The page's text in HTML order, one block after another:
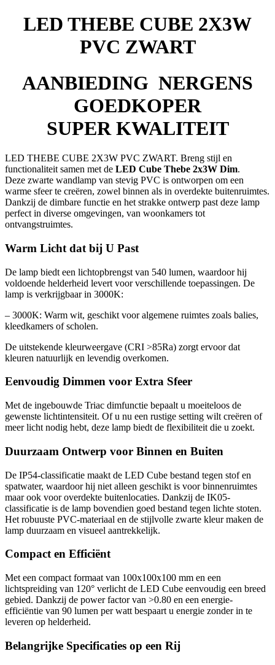
LED THEBE CUBE 2X3W
PVC ZWART
AANBIEDING NERGENS
GOEDKOPER
SUPER KWALITEIT
LED THEBE CUBE 2X3W PVC ZWART. Breng stijl en
functionaliteit samen met de LED Cube Thebe 2x3W Dim.
Deze zwarte wandlamp van stevig PVC is ontworpen om een
warme sfeer te creëren, zowel binnen als in overdekte buitenruimtes.
Dankzij de dimbare functie en het strakke ontwerp past deze lamp
perfect in diverse omgevingen, van woonkamers tot
ontvangstruimtes.
Warm Licht dat bij U Past
De lamp biedt een lichtopbrengst van 540 lumen, waardoor hij
voldoende helderheid levert voor verschillende toepassingen. De
lamp is verkrijgbaar in 3000K:
– 3000K: Warm wit, geschikt voor algemene ruimtes zoals balies,
kleedkamers of scholen.
De uitstekende kleurweergave (CRI >85Ra) zorgt ervoor dat
kleuren natuurlijk en levendig overkomen.
Eenvoudig Dimmen voor Extra Sfeer
Met de ingebouwde Triac dimfunctie bepaalt u moeiteloos de
gewenste lichtintensiteit. Of u nu een rustige setting wilt creëren of
meer licht nodig hebt, deze lamp biedt de flexibiliteit die u zoekt.
Duurzaam Ontwerp voor Binnen en Buiten
De IP54-classificatie maakt de LED Cube bestand tegen stof en
spatwater, waardoor hij niet alleen geschikt is voor binnenruimtes
maar ook voor overdekte buitenlocaties. Dankzij de IK05-
classificatie is de lamp bovendien goed bestand tegen lichte stoten.
Het robuuste PVC-materiaal en de stijlvolle zwarte kleur maken de
lamp duurzaam en visueel aantrekkelijk.
Compact en Efficiënt
Met een compact formaat van 100x100x100 mm en een
lichtspreiding van 120° verlicht de LED Cube eenvoudig een breed
gebied. Dankzij de power factor van >0.80 en een energie-
efficiëntie van 90 lumen per watt bespaart u energie zonder in te
leveren op helderheid.
Belangrijke Specificaties op een Rij